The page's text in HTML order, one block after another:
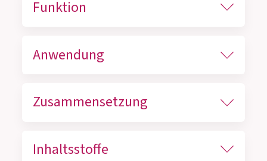
Funktion
Anwendung
Zusammensetzung
Inhaltsstoffe